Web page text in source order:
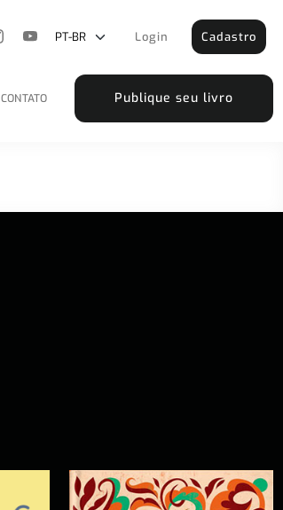
CONTATO Publique seu livro
Login Cadastro